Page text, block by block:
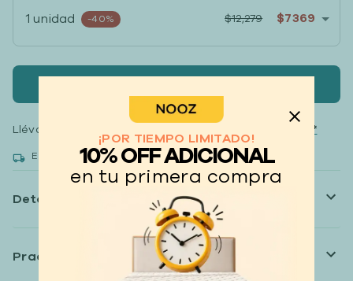
1 unidad -40% $12,279 $7369
Llévate tus productos hasta 12 meses sin intereses*
Entrega rápida gratis. Recibe entre 1 a 5 días.
Detalles
Practicidad
¡POR TIEMPO LIMITADO!
10% OFF ADICIONAL
en tu primera compra